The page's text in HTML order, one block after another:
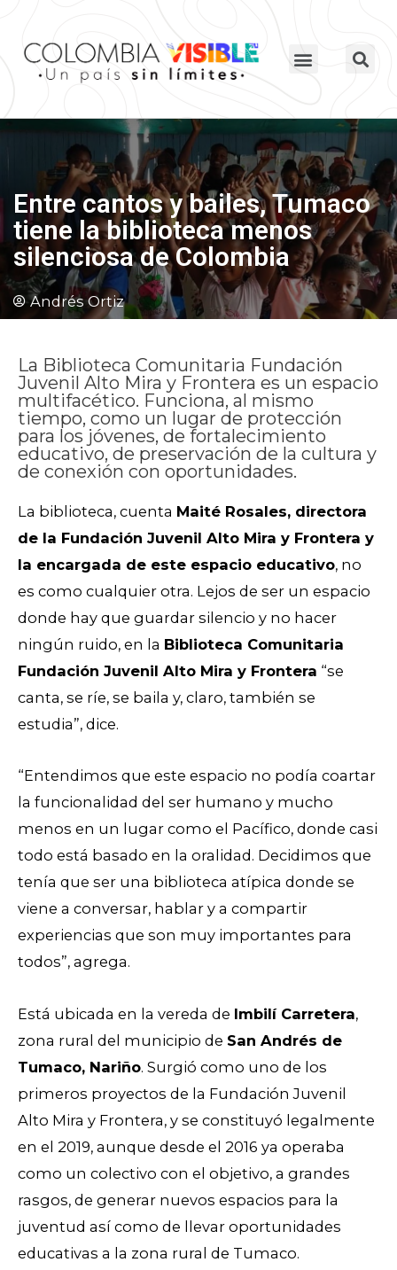
Entre cantos y bailes, Tumaco
tiene la biblioteca menos
silenciosa de Colombia
Andrés Ortiz
La Biblioteca Comunitaria Fundación
Juvenil Alto Mira y Frontera es un espacio
multifacético. Funciona, al mismo
tiempo, como un lugar de protección
para los jóvenes, de fortalecimiento
educativo, de preservación de la cultura y
de conexión con oportunidades.
La biblioteca, cuenta Maité Rosales, directora
de la Fundación Juvenil Alto Mira y Frontera y
la encargada de este espacio educativo, no
es como cualquier otra. Lejos de ser un espacio
donde hay que guardar silencio y no hacer
ningún ruido, en la Biblioteca Comunitaria
Fundación Juvenil Alto Mira y Frontera “se
canta, se ríe, se baila y, claro, también se
estudia”, dice.
“Entendimos que este espacio no podía coartar
la funcionalidad del ser humano y mucho
menos en un lugar como el Pacífico, donde casi
todo está basado en la oralidad. Decidimos que
tenía que ser una biblioteca atípica donde se
viene a conversar, hablar y a compartir
experiencias que son muy importantes para
todos”, agrega.
Está ubicada en la vereda de Imbilí Carretera,
zona rural del municipio de San Andrés de
Tumaco, Nariño. Surgió como uno de los
primeros proyectos de la Fundación Juvenil
Alto Mira y Frontera, y se constituyó legalmente
en el 2019, aunque desde el 2016 ya operaba
como un colectivo con el objetivo, a grandes
rasgos, de generar nuevos espacios para la
juventud así como de llevar oportunidades
educativas a la zona rural de Tumaco.